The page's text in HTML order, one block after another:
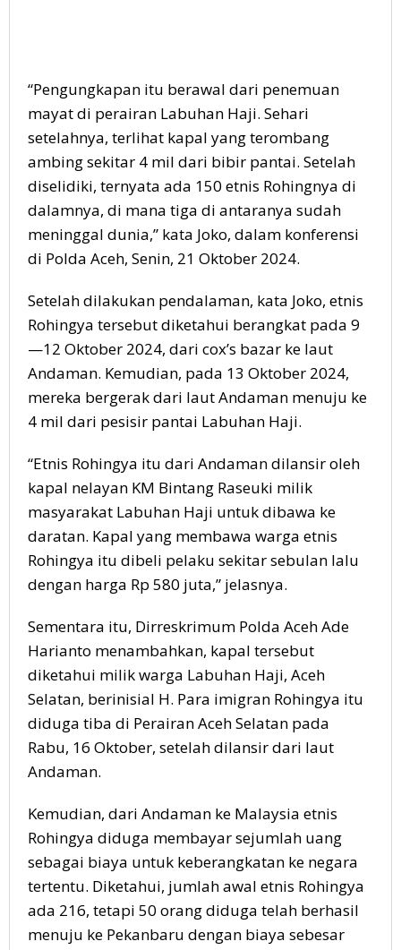
“Pengungkapan itu berawal dari penemuan
mayat di perairan Labuhan Haji. Sehari
setelahnya, terlihat kapal yang terombang
ambing sekitar 4 mil dari bibir pantai. Setelah
diselidiki, ternyata ada 150 etnis Rohingnya di
dalamnya, di mana tiga di antaranya sudah
meninggal dunia,” kata Joko, dalam konferensi
di Polda Aceh, Senin, 21 Oktober 2024.
Setelah dilakukan pendalaman, kata Joko, etnis
Rohingya tersebut diketahui berangkat pada 9
—12 Oktober 2024, dari cox’s bazar ke laut
Andaman. Kemudian, pada 13 Oktober 2024,
mereka bergerak dari laut Andaman menuju ke
4 mil dari pesisir pantai Labuhan Haji.
“Etnis Rohingya itu dari Andaman dilansir oleh
kapal nelayan KM Bintang Raseuki milik
masyarakat Labuhan Haji untuk dibawa ke
daratan. Kapal yang membawa warga etnis
Rohingya itu dibeli pelaku sekitar sebulan lalu
dengan harga Rp 580 juta,” jelasnya.
Sementara itu, Dirreskrimum Polda Aceh Ade
Harianto menambahkan, kapal tersebut
diketahui milik warga Labuhan Haji, Aceh
Selatan, berinisial H. Para imigran Rohingya itu
diduga tiba di Perairan Aceh Selatan pada
Rabu, 16 Oktober, setelah dilansir dari laut
Andaman.
Kemudian, dari Andaman ke Malaysia etnis
Rohingya diduga membayar sejumlah uang
sebagai biaya untuk keberangkatan ke negara
tertentu. Diketahui, jumlah awal etnis Rohingya
ada 216, tetapi 50 orang diduga telah berhasil
menuju ke Pekanbaru dengan biaya sebesar